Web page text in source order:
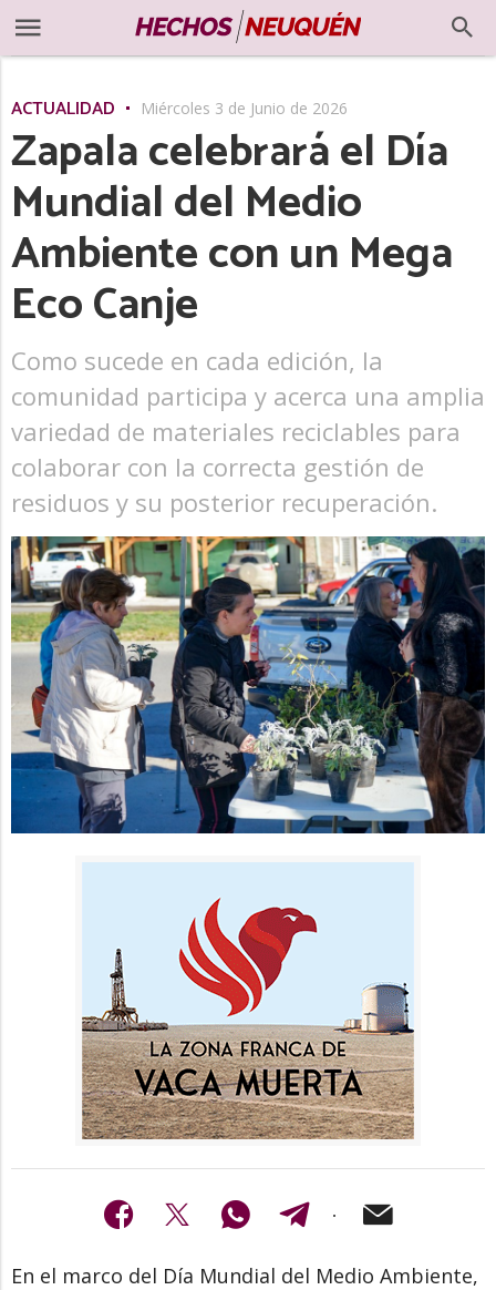
ACTUALIDAD Miércoles 3 de Junio de 2026
Zapala celebrará el Día
Mundial del Medio
Ambiente con un Mega
Eco Canje
Como sucede en cada edición, la
comunidad participa y acerca una amplia
variedad de materiales reciclables para
colaborar con la correcta gestión de
residuos y su posterior recuperación.
En el marco del Día Mundial del Medio Ambiente,